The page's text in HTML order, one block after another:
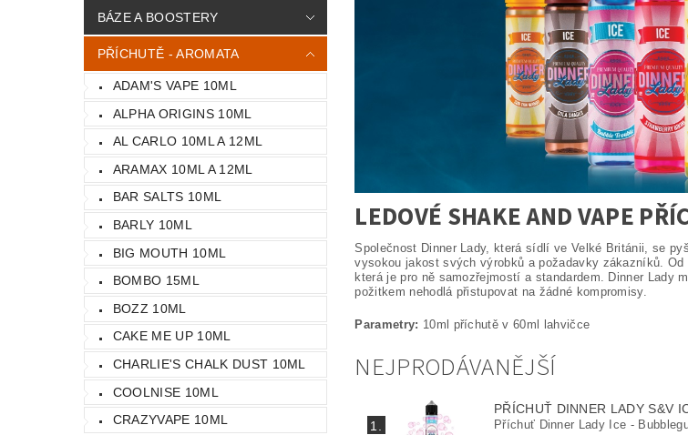
BÁZE A BOOSTERY
PŘÍCHUTĚ - AROMATA
ADAM'S VAPE 10ML
ALPHA ORIGINS 10ML
AL CARLO 10ML A 12ML
ARAMAX 10ML A 12ML
BAR SALTS 10ML
BARLY 10ML
BIG MOUTH 10ML
BOMBO 15ML
BOZZ 10ML
CAKE ME UP 10ML
CHARLIE'S CHALK DUST 10ML
COOLNISE 10ML
CRAZYVAPE 10ML
LEDOVÉ SHAKE AND VAPE
Společnost Dinner Lady, která sídlí ve Velké Británii, se
vysokou jakost svých výrobků a požadavky zákazníků.
která je pro ně samozřejmostí a standardem. Dinner
požitkem nehodlá přistupovat na žádné kompromisy.
Parametry: 10ml příchutě v 60ml lahvičce
NEJPRODÁVANĚJŠÍ
1.
PŘÍCHUŤ DINNER LADY S&V
Příchuť Dinner Lady Ice -